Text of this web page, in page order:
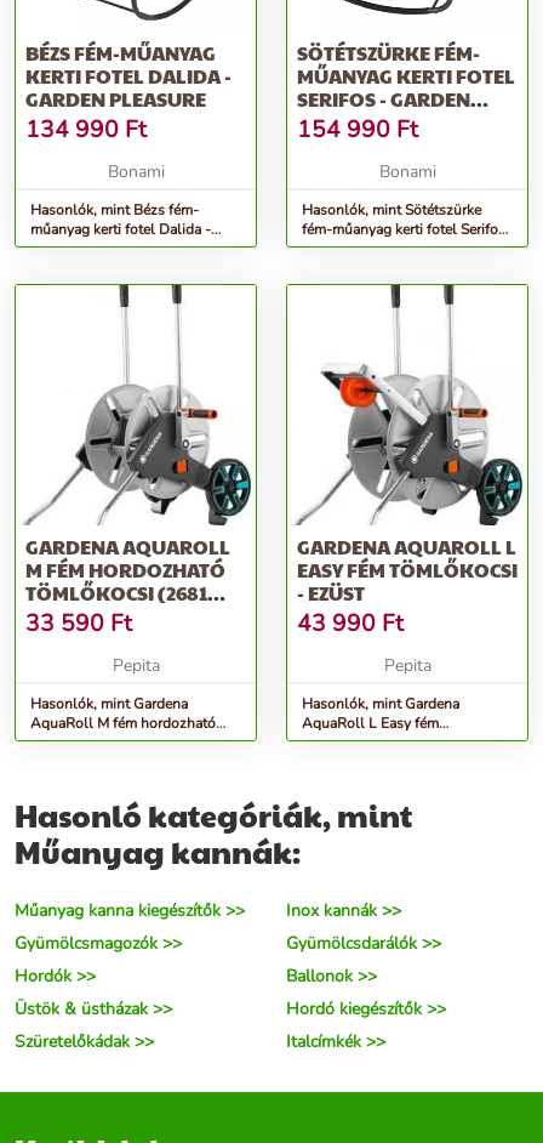
BÉZS FÉM-MŰANYAG
KERTI FOTEL DALIDA -
GARDEN PLEASURE
134 990 Ft
Bonami
Hasonlók, mint Bézs fém-
műanyag kerti fotel Dalida -
Garden Pleasure
SÖTÉTSZÜRKE FÉM-
MŰANYAG KERTI FOTEL
SERIFOS - GARDEN
PLEASURE
154 990 Ft
Bonami
Hasonlók, mint Sötétszürke
fém-műanyag kerti fotel Serifos
- Garden Pleasure
GARDENA AQUAROLL
M FÉM HORDOZHATÓ
TÖMLŐKOCSI (2681
UTÓDJA) - EZÜST
33 590 Ft
Pepita
Hasonlók, mint Gardena
AquaRoll M fém hordozható
Tömlőkocsi (2681 utódja) -
GARDENA AQUAROLL L
EASY FÉM TÖMLŐKOCSI
- EZÜST
43 990 Ft
Pepita
Hasonlók, mint Gardena
AquaRoll L Easy fém
Tömlőkocsi - ezüst
Hasonló kategóriák, mint
Műanyag kannák:
Műanyag kanna kiegészítők >>
Inox kannák >>
Gyümölcsmagozók >>
Gyümölcsdarálók >>
Hordók >>
Ballonok >>
Üstök & üstházak >>
Hordó kiegészítők >>
Szüretelőkádak >>
Italcímkék >>